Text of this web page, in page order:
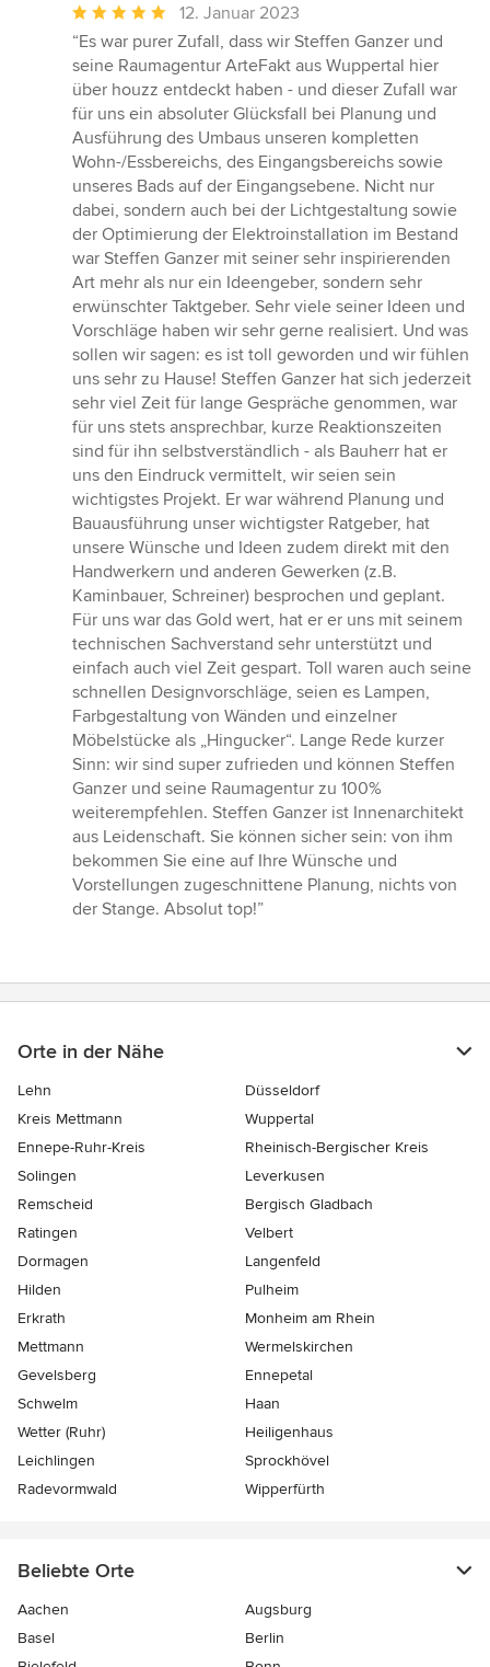
Durchschnittliche
Bewertung:
5
von
5
Sternen
12. Januar 2023
“Es war purer Zufall, dass wir Steffen Ganzer und
seine Raumagentur ArteFakt aus Wuppertal hier
über houzz entdeckt haben - und dieser Zufall war
für uns ein absoluter Glücksfall bei Planung und
Ausführung des Umbaus unseren kompletten
Wohn-/Essbereichs, des Eingangsbereichs sowie
unseres Bads auf der Eingangsebene. Nicht nur
dabei, sondern auch bei der Lichtgestaltung sowie
der Optimierung der Elektroinstallation im Bestand
war Steffen Ganzer mit seiner sehr inspirierenden
Art mehr als nur ein Ideengeber, sondern sehr
erwünschter Taktgeber. Sehr viele seiner Ideen und
Vorschläge haben wir sehr gerne realisiert. Und was
sollen wir sagen: es ist toll geworden und wir fühlen
uns sehr zu Hause! Steffen Ganzer hat sich jederzeit
sehr viel Zeit für lange Gespräche genommen, war
für uns stets ansprechbar, kurze Reaktionszeiten
sind für ihn selbstverständlich - als Bauherr hat er
uns den Eindruck vermittelt, wir seien sein
wichtigstes Projekt. Er war während Planung und
Bauausführung unser wichtigster Ratgeber, hat
unsere Wünsche und Ideen zudem direkt mit den
Handwerkern und anderen Gewerken (z.B.
Kaminbauer, Schreiner) besprochen und geplant.
Für uns war das Gold wert, hat er er uns mit seinem
technischen Sachverstand sehr unterstützt und
einfach auch viel Zeit gespart. Toll waren auch seine
schnellen Designvorschläge, seien es Lampen,
Farbgestaltung von Wänden und einzelner
Möbelstücke als „Hingucker“. Lange Rede kurzer
Sinn: wir sind super zufrieden und können Steffen
Ganzer und seine Raumagentur zu 100%
weiterempfehlen. Steffen Ganzer ist Innenarchitekt
aus Leidenschaft. Sie können sicher sein: von ihm
bekommen Sie eine auf Ihre Wünsche und
Vorstellungen zugeschnittene Planung, nichts von
der Stange. Absolut top!”
Orte in der Nähe
Lehn
Düsseldorf
Kreis Mettmann
Wuppertal
Ennepe-Ruhr-Kreis
Rheinisch-Bergischer Kreis
Solingen
Leverkusen
Remscheid
Bergisch Gladbach
Ratingen
Velbert
Dormagen
Langenfeld
Hilden
Pulheim
Erkrath
Monheim am Rhein
Mettmann
Wermelskirchen
Gevelsberg
Ennepetal
Schwelm
Haan
Wetter (Ruhr)
Heiligenhaus
Leichlingen
Sprockhövel
Radevormwald
Wipperfürth
Beliebte Orte
Aachen
Augsburg
Basel
Berlin